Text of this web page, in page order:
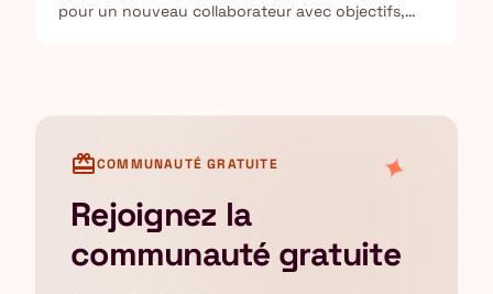
pour un nouveau collaborateur avec objectifs,
✦
card_giftcardCOMMUNAUTÉ GRATUITE
Rejoignez la
communauté gratuite